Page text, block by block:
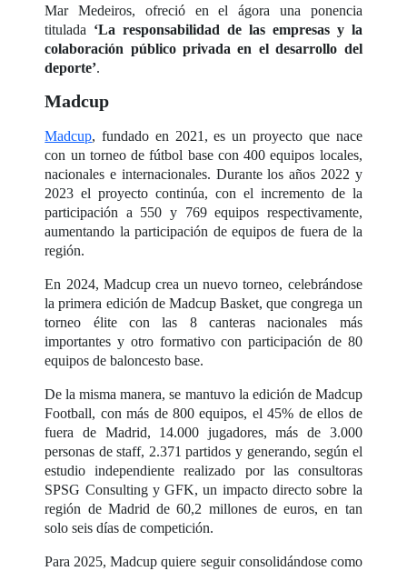
Mar Medeiros, ofreció en el ágora una ponencia
titulada ‘La responsabilidad de las empresas y la
colaboración público privada en el desarrollo del
deporte’.
Madcup
Madcup, fundado en 2021, es un proyecto que nace
con un torneo de fútbol base con 400 equipos locales,
nacionales e internacionales. Durante los años 2022 y
2023 el proyecto continúa, con el incremento de la
participación a 550 y 769 equipos respectivamente,
aumentando la participación de equipos de fuera de la
región.
En 2024, Madcup crea un nuevo torneo, celebrándose
la primera edición de Madcup Basket, que congrega un
torneo élite con las 8 canteras nacionales más
importantes y otro formativo con participación de 80
equipos de baloncesto base.
De la misma manera, se mantuvo la edición de Madcup
Football, con más de 800 equipos, el 45% de ellos de
fuera de Madrid, 14.000 jugadores, más de 3.000
personas de staff, 2.371 partidos y generando, según el
estudio independiente realizado por las consultoras
SPSG Consulting y GFK, un impacto directo sobre la
región de Madrid de 60,2 millones de euros, en tan
solo seis días de competición.
Para 2025, Madcup quiere seguir consolidándose como